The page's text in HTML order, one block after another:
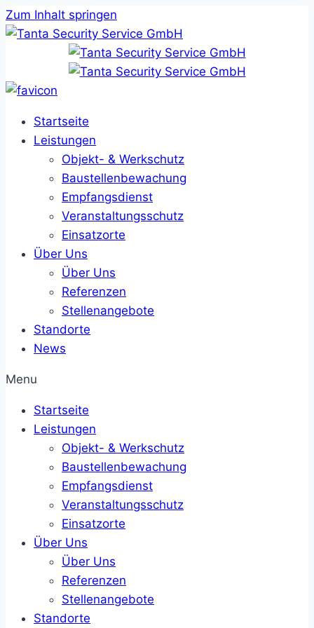
Zum Inhalt springen
Startseite
Leistungen
Objekt- & Werkschutz
Baustellenbewachung
Empfangsdienst
Veranstaltungsschutz
Einsatzorte
Über Uns
Über Uns
Referenzen
Stellenangebote
Standorte
News
Menu
Startseite
Leistungen
Objekt- & Werkschutz
Baustellenbewachung
Empfangsdienst
Veranstaltungsschutz
Einsatzorte
Über Uns
Über Uns
Referenzen
Stellenangebote
Standorte